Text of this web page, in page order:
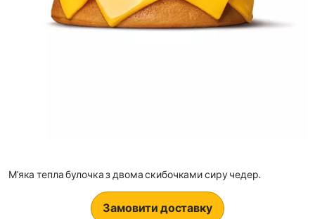
М’яка тепла булочка з двома скибочками сиру чедер.
Замовити доставку